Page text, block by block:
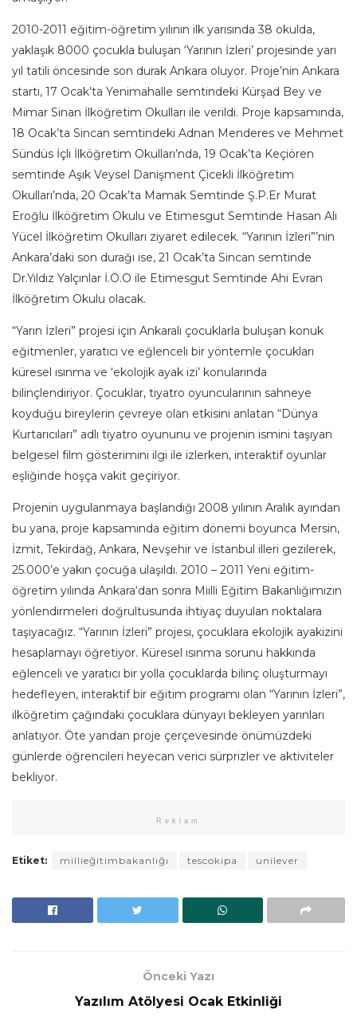
2010-2011 eğitim-öğretim yılının ilk yarısında 38 okulda,
yaklaşık 8000 çocukla buluşan ‘Yarının İzleri’ projesinde yarı
yıl tatili öncesinde son durak Ankara oluyor. Proje’nin Ankara
startı, 17 Ocak’ta Yenimahalle semtindeki Kürşad Bey ve
Mimar Sinan İlköğretim Okulları ile verildi. Proje kapsamında,
18 Ocak’ta Sincan semtindeki Adnan Menderes ve Mehmet
Sündüs İçli İlköğretim Okulları’nda, 19 Ocak’ta Keçiören
semtinde Aşık Veysel Danişment Çicekli İlköğretim
Okulları’nda, 20 Ocak’ta Mamak Semtinde Ş.P.Er Murat
Eroğlu İlköğretim Okulu ve Etimesgut Semtinde Hasan Ali
Yücel İlköğretim Okulları ziyaret edilecek. “Yarının İzleri”’nin
Ankara’daki son durağı ise, 21 Ocak’ta Sincan semtinde
Dr.Yıldız Yalçınlar İ.Ö.O ile Etimesgut Semtinde Ahi Evran
İlköğretim Okulu olacak.
“Yarın İzleri” projesi için Ankaralı çocuklarla buluşan konuk
eğitmenler, yaratıcı ve eğlenceli bir yöntemle çocukları
küresel ısınma ve ‘ekolojik ayak izi’ konularında
bilinçlendiriyor. Çocuklar, tiyatro oyuncularının sahneye
koyduğu bireylerin çevreye olan etkisini anlatan “Dünya
Kurtarıcıları” adlı tiyatro oyununu ve projenin ismini taşıyan
belgesel film gösterimini ilgi ile izlerken, interaktif oyunlar
eşliğinde hoşça vakit geçiriyor.
Projenin uygulanmaya başlandığı 2008 yılının Aralık ayından
bu yana, proje kapsamında eğitim dönemi boyunca Mersin,
İzmit, Tekirdağ, Ankara, Nevşehir ve İstanbul illeri gezilerek,
25.000’e yakın çocuğa ulaşıldı. 2010 – 2011 Yeni eğitim-
öğretim yılında Ankara‘dan sonra Miilli Eğitim Bakanlığımızın
yönlendirmeleri doğrultusunda ihtiyaç duyulan noktalara
taşıyacağız. “Yarının İzleri” projesi, çocuklara ekolojik ayakizini
hesaplamayı öğretiyor. Küresel ısınma sorunu hakkında
eğlenceli ve yaratıcı bir yolla çocuklarda bilinç oluşturmayı
hedefleyen, interaktif bir eğitim programı olan “Yarının İzleri”,
ilköğretim çağındaki çocuklara dünyayı bekleyen yarınları
anlatıyor. Öte yandan proje çerçevesinde önümüzdeki
günlerde öğrencileri heyecan verici sürprizler ve aktiviteler
bekliyor.
Reklam
Etiket: millieğitimbakanlığı tescokipa unilever
Önceki Yazı
Yazılım Atölyesi Ocak Etkinliği